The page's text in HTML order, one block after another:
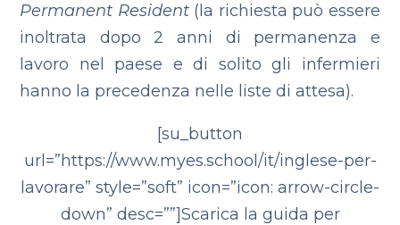
Permanent Resident(la richiesta può essere
inoltrata dopo 2 anni di permanenza e
lavoro nel paese e di solito gli infermieri
hanno la precedenza nelle liste di attesa).
[su_button
url=”https://www.myes.school/it/inglese-per-
lavorare” style=”soft” icon=”icon: arrow-circle-
down” desc=””]Scarica la guida per